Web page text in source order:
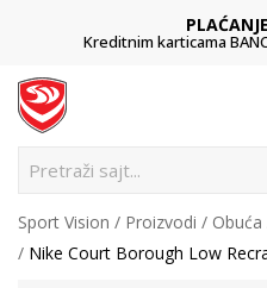
Kreditnim karticama
Pretraži sajt...
Sport Vision Proizvodi Obuća
Nike Court Borough Low